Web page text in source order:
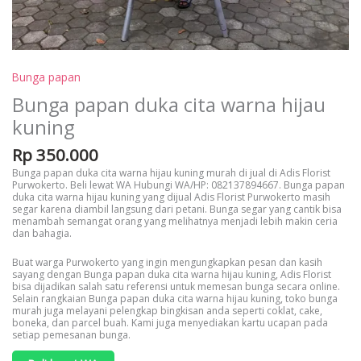
Bunga papan
Bunga papan duka cita warna hijau
kuning
Rp350.000
Bunga papan duka cita warna hijau kuning murah di jual di Adis Florist
Purwokerto. Beli lewat WA Hubungi WA/HP: 082137894667. Bunga papan
duka cita warna hijau kuning yang dijual Adis Florist Purwokerto masih
segar karena diambil langsung dari petani. Bunga segar yang cantik bisa
menambah semangat orang yang melihatnya menjadi lebih makin ceria
dan bahagia.
Buat warga Purwokerto yang ingin mengungkapkan pesan dan kasih
sayang dengan Bunga papan duka cita warna hijau kuning, Adis Florist
bisa dijadikan salah satu referensi untuk memesan bunga secara online.
Selain rangkaian Bunga papan duka cita warna hijau kuning, toko bunga
murah juga melayani pelengkap bingkisan anda seperti coklat, cake,
boneka, dan parcel buah. Kami juga menyediakan kartu ucapan pada
setiap pemesanan bunga.